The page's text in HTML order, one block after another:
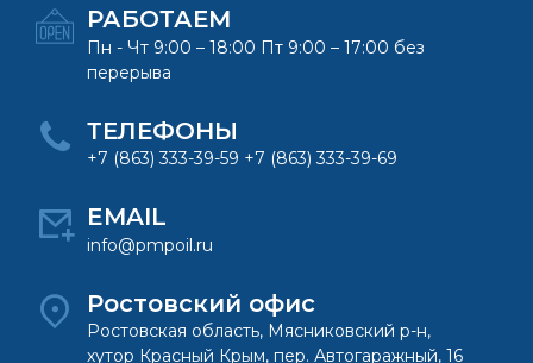
РАБОТАЕМ
Пн - Чт 9:00 – 18:00 Пт 9:00 – 17:00 без
перерыва
ТЕЛЕФОНЫ
+7 (863) 333-39-59 +7 (863) 333-39-69
EMAIL
info@pmpoil.ru
Ростовский офис
Ростовская область, Мясниковский р-н,
хутор Красный Крым, пер. Автогаражный, 16